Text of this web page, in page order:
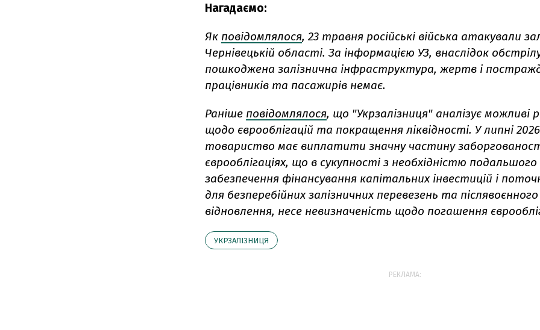
Нагадаємо:
Як повідомлялося, 23 травня російські війська атакували
Чернівецькій області. За інформацією УЗ, внаслідок
пошкоджена залізнична інфраструктура, жертв і
працівників та пасажирів немає.
Раніше повідомлялося, що "Укрзалізниця" аналізує можливі
щодо єврооблігацій та покращення ліквідності. У липні
товариство має виплатити значну частину
єврооблігаціях, що в сукупності з необхідністю подальшого
забезпечення фінансування капітальних інвестицій і
для безперебійних залізничних перевезень та післявоєнного
відновлення, несе невизначеність щодо погашення
УКРЗАЛІЗНИЦЯ
РЕКЛАМА: